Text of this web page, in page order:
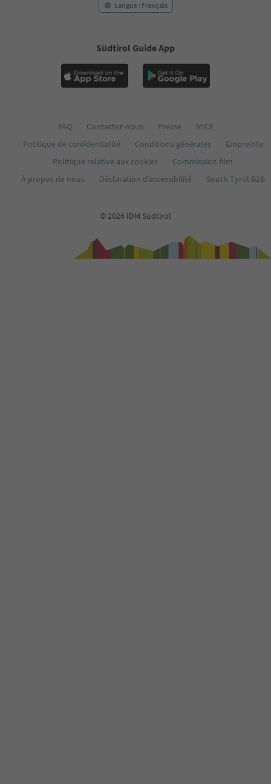
Langue : Français
Südtirol Guide App
FAQ Contactez-nous Presse
MICE
Politique de confidentialité
Conditions générales
Empreinte
Politique relative aux cookies
Commission film
À propos de nous
Déclaration d’accessibilité South Tyrol B2B
© 2026 IDM Südtirol